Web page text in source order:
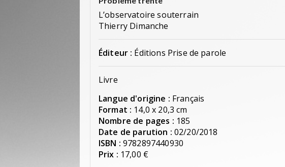
L’observatoire souterrain
Thierry Dimanche
Éditeur : Éditions Prise de parole
Livre
Langue d'origine : Français
Format : 14,0 x 20,3 cm
Nombre de pages : 185
Date de parution : 02/20/2018
ISBN : 9782897440930
Prix : 17,00 €